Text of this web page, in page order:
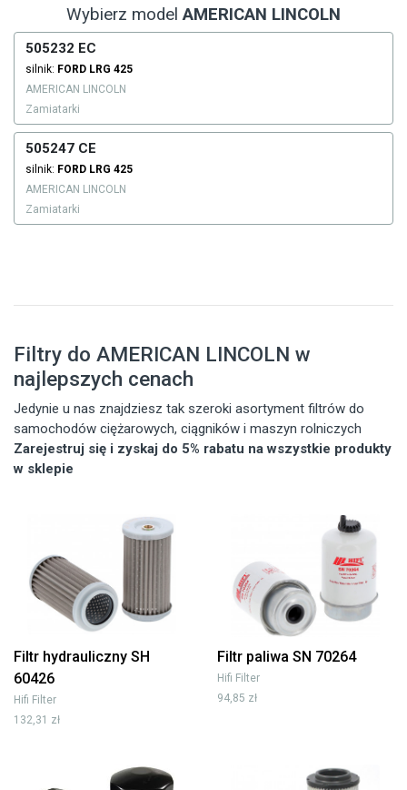
Wybierz modelAMERICAN LINCOLN
505232 EC
silnik: FORD LRG 425
AMERICAN LINCOLN
Zamiatarki
505247 CE
silnik: FORD LRG 425
AMERICAN LINCOLN
Zamiatarki
Filtry do AMERICAN LINCOLN w
najlepszych cenach
Jedynie u nas znajdziesz tak szeroki asortyment filtrów do
samochodów ciężarowych, ciągników i maszyn rolniczych
Zarejestruj się i zyskaj do 5% rabatu na wszystkie produkty
w sklepie
Filtr hydrauliczny SH
60426
Hifi Filter
132,31 zł
Filtr paliwa SN 70264
Hifi Filter
94,85 zł